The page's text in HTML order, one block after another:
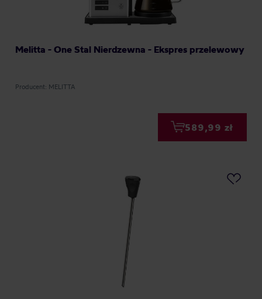
Melitta - One Stal Nierdzewna - Ekspres przelewowy
Producent: MELITTA
589,99 zł